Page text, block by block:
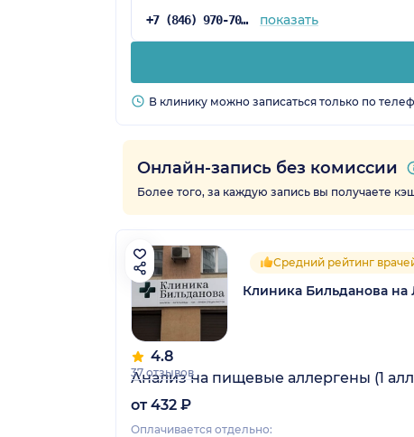
+7 (846) 970-70-92 показать
В клинику можно записаться только по
Онлайн-запись без комиссии
Более того, за каждую запись вы получаете
4.8
37 отзывов
Средний рейтинг
Клиника Бильданова на
Анализ на пищевые аллергены (1
от 432 ₽
Оплачивается отдельно: